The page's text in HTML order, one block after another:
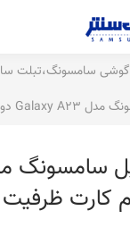
گوشی سامسونگ،تبلت